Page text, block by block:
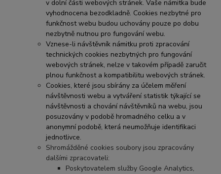
v dolní části webových stránek. Vaše námitka bude
vyhodnocena bezodkladně. Cookies nezbytné pro
funkčnost webu budou uchovány pouze po dobu
nezbytně nutnou pro fungování webu.
Vznese-li návštěvník námitku proti zpracování
technických cookies nezbytných pro fungování
webových stránek, nelze v takovém případě zaručit
plnou funkčnost a kompatibilitu webových stránek.
Cookies, které jsou sbírány za účelem měření
návštěvnosti webu a vytváření statistik týkající se
návštěvnosti a chování návštěvníků na webu, jsou
posuzovány v podobě hromadného celku a v
anonymní podobě, která neumožňuje identifikaci
jednotlivce.
Shromážděné cookies soubory jsou zpracovány
dalšími zpracovateli:
Poskytovatelem služby Google Analytics,